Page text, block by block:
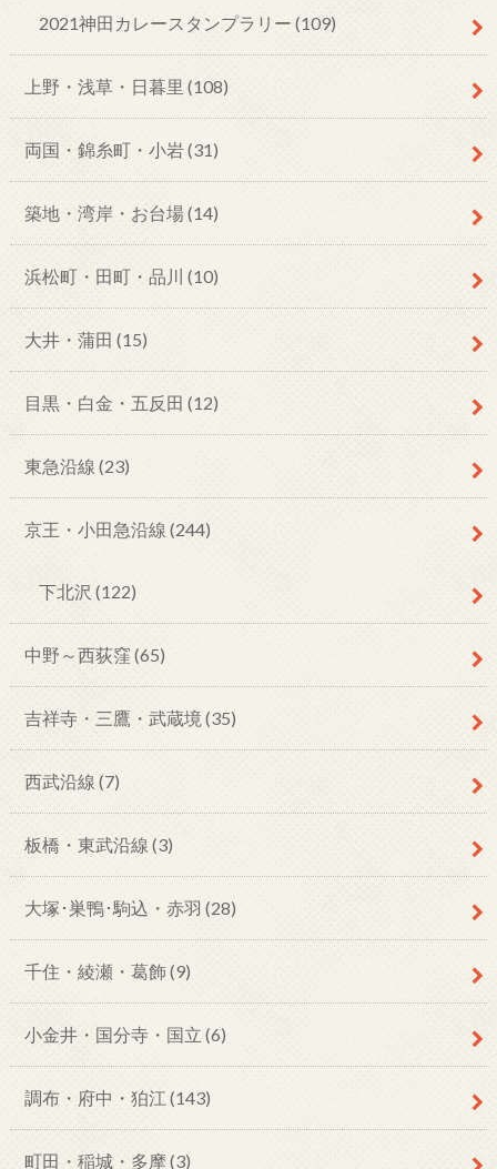
2021神田カレースタンプラリー (109)
上野・浅草・日暮里 (108)
両国・錦糸町・小岩(31)
築地・湾岸・お台場(14)
浜松町・田町・品川 (10)
大井・蒲田 (15)
目黒・白金・五反田 (12)
東急沿線 (23)
京王・小田急沿線 (244)
下北沢 (122)
中野～西荻窪 (65)
吉祥寺・三鷹・武蔵境 (35)
西武沿線 (7)
板橋・東武沿線 (3)
大塚･巣鴨･駒込・赤羽 (28)
千住・綾瀬・葛飾(9)
小金井・国分寺・国立 (6)
調布・府中・狛江 (143)
町田・稲城・多摩(3)